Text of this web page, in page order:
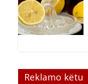
Reklamo këtu